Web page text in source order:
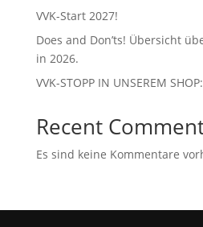
VVK-Start 2027!
Does and Don’ts! Übersicht
in 2026.
VVK-STOPP IN UNSEREM
Recent
Es sind keine Kommentare